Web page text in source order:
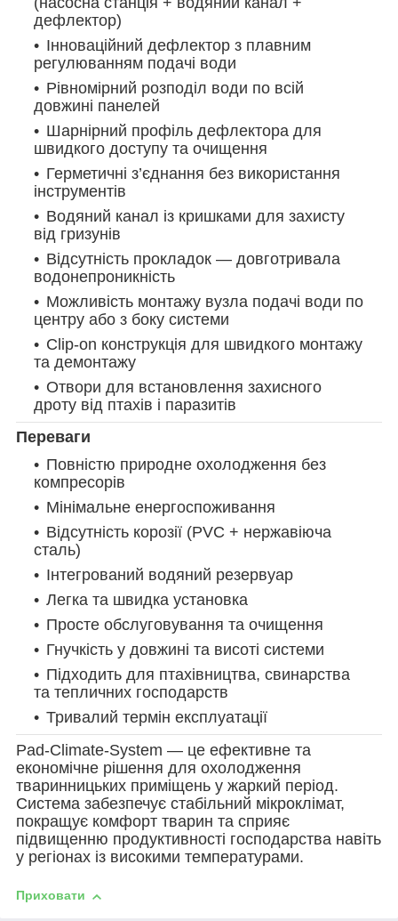
дефлектор)
Інноваційний дефлектор з плавним
регулюванням подачі води
Рівномірний розподіл води по всій
довжині панелей
Шарнірний профіль дефлектора для
швидкого доступу та очищення
Герметичні з’єднання без використання
інструментів
Водяний канал із кришками для захисту
від гризунів
Відсутність прокладок — довготривала
водонепроникність
Можливість монтажу вузла подачі води по
центру або з боку системи
Clip-on конструкція для швидкого монтажу
та демонтажу
Отвори для встановлення захисного
дроту від птахів і паразитів
Переваги
Повністю природне охолодження без
компресорів
Мінімальне енергоспоживання
Відсутність корозії (PVC + нержавіюча
сталь)
Інтегрований водяний резервуар
Легка та швидка установка
Просте обслуговування та очищення
Гнучкість у довжині та висоті системи
Підходить для птахівництва, свинарства
та тепличних господарств
Тривалий термін експлуатації
Pad-Climate-System — це ефективне та
економічне рішення для охолодження
тваринницьких приміщень у жаркий період.
Система забезпечує стабільний мікроклімат,
покращує комфорт тварин та сприяє
підвищенню продуктивності господарства навіть
у регіонах із високими температурами.
Приховати